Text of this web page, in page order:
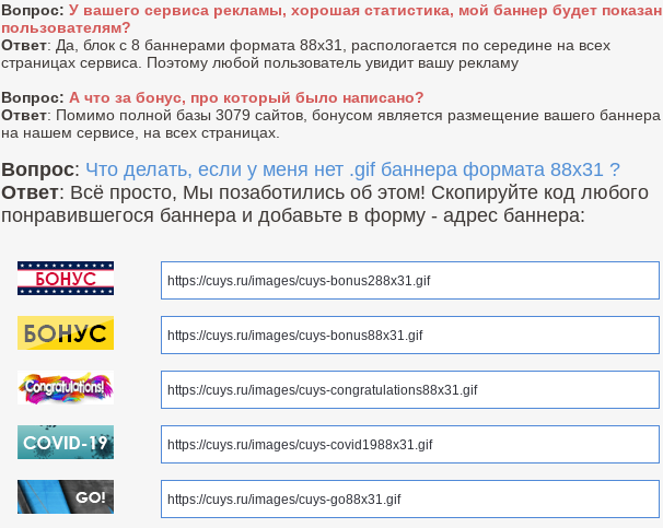
Вопрос: У вашего сервиса рекламы, хорошая статистика, мой баннер будет показан
пользователям?
Ответ: Да, блок с 8 баннерами формата 88x31, распологается по середине на всех
страницах сервиса. Поэтому любой пользователь увидит вашу рекламу
Вопрос: А что за бонус, про который было написано?
Ответ: Помимо полной базы 3079 сайтов, бонусом является размещение вашего баннера
на нашем сервисе, на всех страницах.
Вопрос: Что делать, если у меня нет .gif баннера формата 88x31 ?
Ответ: Всё просто, Мы позаботились об этом! Скопируйте код любого
понравившегося баннера и добавьте в форму - адрес баннера: